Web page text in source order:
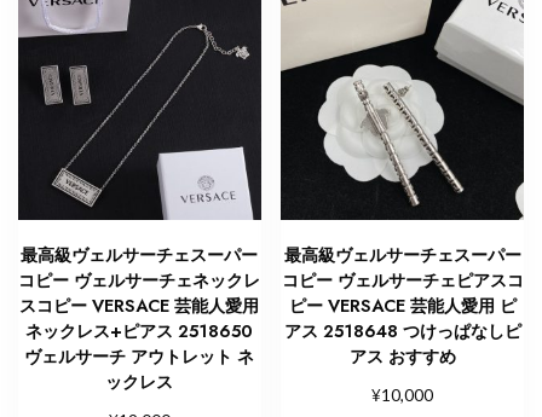
最高級ヴェルサーチェスーパー
コピー ヴェルサーチェネックレ
スコピー VERSACE 芸能人愛用
ネックレス+ピアス 2518650
ヴェルサーチ アウトレット ネ
ックレス
最高級ヴェルサーチェスーパー
コピー ヴェルサーチェピアスコ
ピー VERSACE 芸能人愛用 ピ
アス 2518648 つけっぱなしピ
アス おすすめ
¥10,000